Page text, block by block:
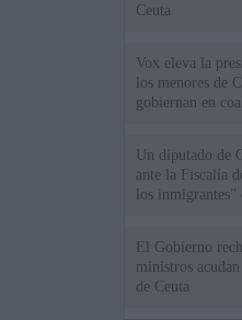
Ceuta
Vox eleva la
los menores de
gobiernan en
Un diputado de
ante la Fiscalía
los inmigrantes”
El Gobierno
ministros
de Ceuta